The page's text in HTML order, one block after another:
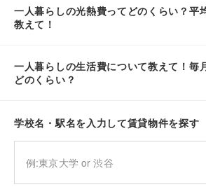
一人暮らしの光熱費ってどのくらい？平
教えて！
一人暮らしの生活費について教えて！毎
どのくらい？
学校名・駅名を入力して賃貸物件を探す